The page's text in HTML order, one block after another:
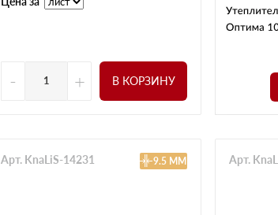
- + В КОРЗИНУ
Арт. KnaLiS-14231 9.5 ММ Арт.